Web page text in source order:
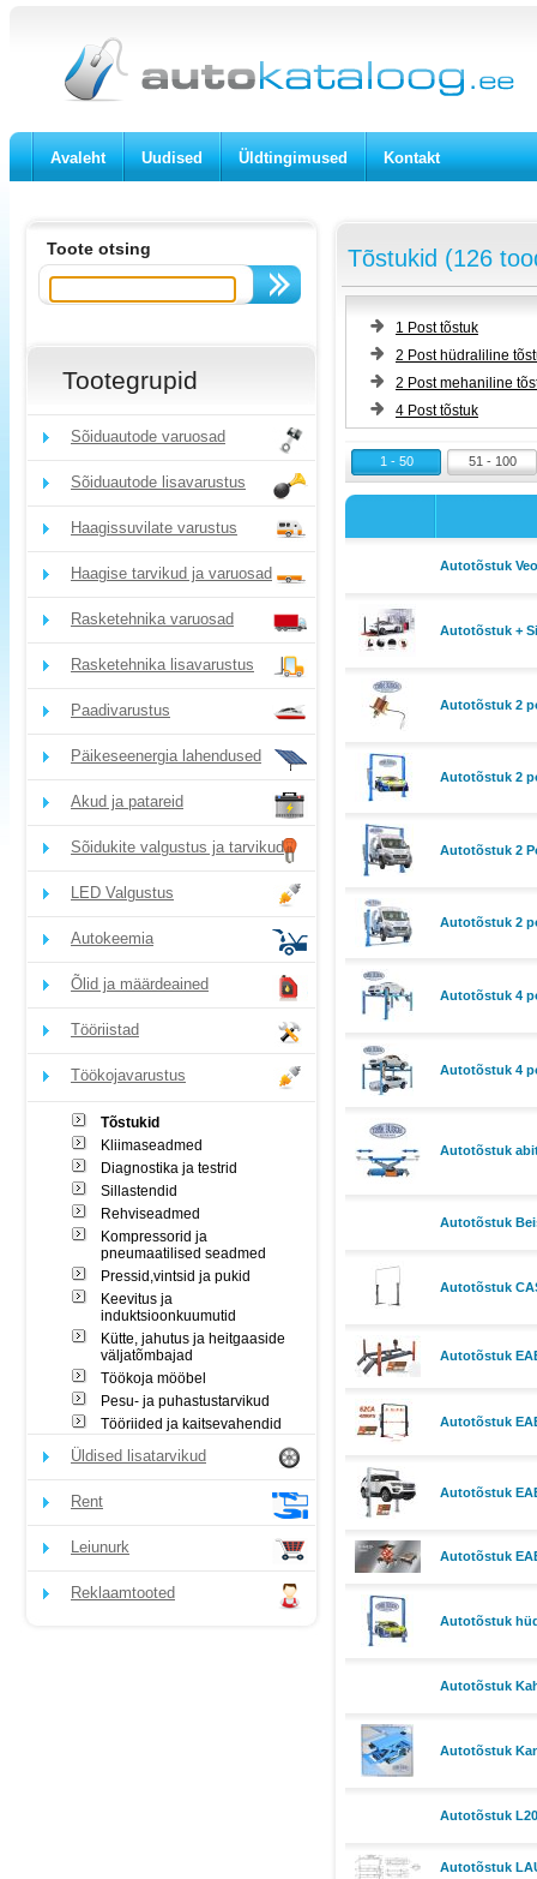
Avaleht Uudised Üldtingimused Kontakt
Toote otsing
Tootegrupid
Sõiduautode varuosad
Sõiduautode lisavarustus
Haagissuvilate varustus
Haagise tarvikud ja varuosad
Rasketehnika varuosad
Rasketehnika lisavarustus
Paadivarustus
Päikeseenergia lahendused
Akud ja patareid
Sõidukite valgustus ja tarvikud
LED Valgustus
Autokeemia
Õlid ja määrdeained
Tööriistad
Töökojavarustus
Tõstukid
Kliimaseadmed
Diagnostika ja testrid
Sillastendid
Rehviseadmed
Kompressorid ja
pneumaatilised seadmed
Pressid,vintsid ja pukid
Keevitus ja
induktsioonkuumutid
Kütte, jahutus ja heitgaaside
väljatõmbajad
Töökoja mööbel
Pesu- ja puhastustarvikud
Tööriided ja kaitsevahendid
Üldised lisatarvikud
Rent
Leiunurk
Reklaamtooted
Tõstukid (126
1 Post tõstuk
2 Post hüdraliline
2 Post mehaniline
4 Post tõstuk
1 - 50 51 - 100
Autotõstuk
Autotõstuk +
Autotõstuk 2
Autotõstuk 2
Autotõstuk 2
Autotõstuk 2
Autotõstuk 4
Autotõstuk 4
Autotõstuk
Autotõstuk
Autotõstuk
Autotõstuk
Autotõstuk
Autotõstuk
Autotõstuk
Autotõstuk
Autotõstuk
Autotõstuk
Autotõstuk
Autotõstuk